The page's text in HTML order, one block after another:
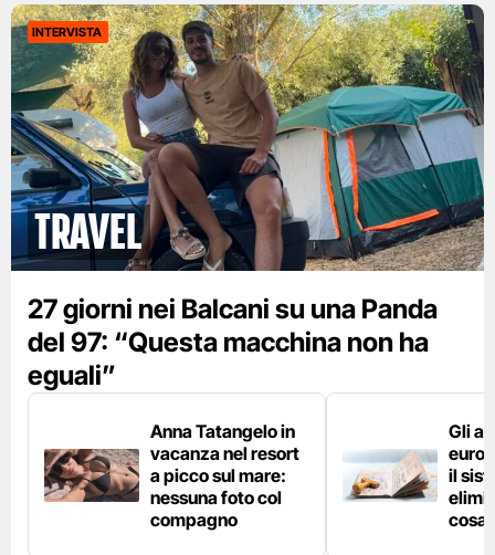
INTERVISTA
Travel
27 giorni nei Balcani su una Panda
del 97: “Questa macchina non ha
eguali”
Anna Tatangelo in
vacanza nel resort
a picco sul mare:
nessuna foto col
compagno
Gli
il
cosa